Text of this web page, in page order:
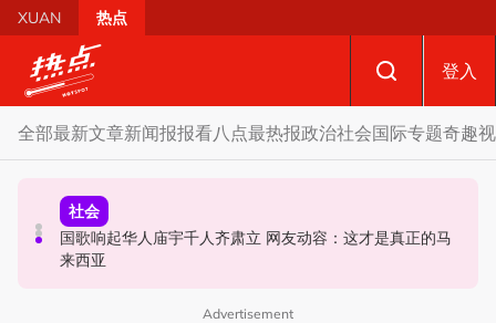
Skip to main content
XUAN 热点
登入
全部最新文章新闻报报看八点最热报政治社会国际专题奇趣
政治
马六甲州选 | 开放看待甲州选合作模式 国盟: 协商互换议席
没问题
社会
国歌响起华人庙宇千人齐肃立 网友动容：这才是真正的马
来西亚
政治
不点名调侃刘天球加入全民党 邓章钦：以为去当马华总会
长
Advertisement